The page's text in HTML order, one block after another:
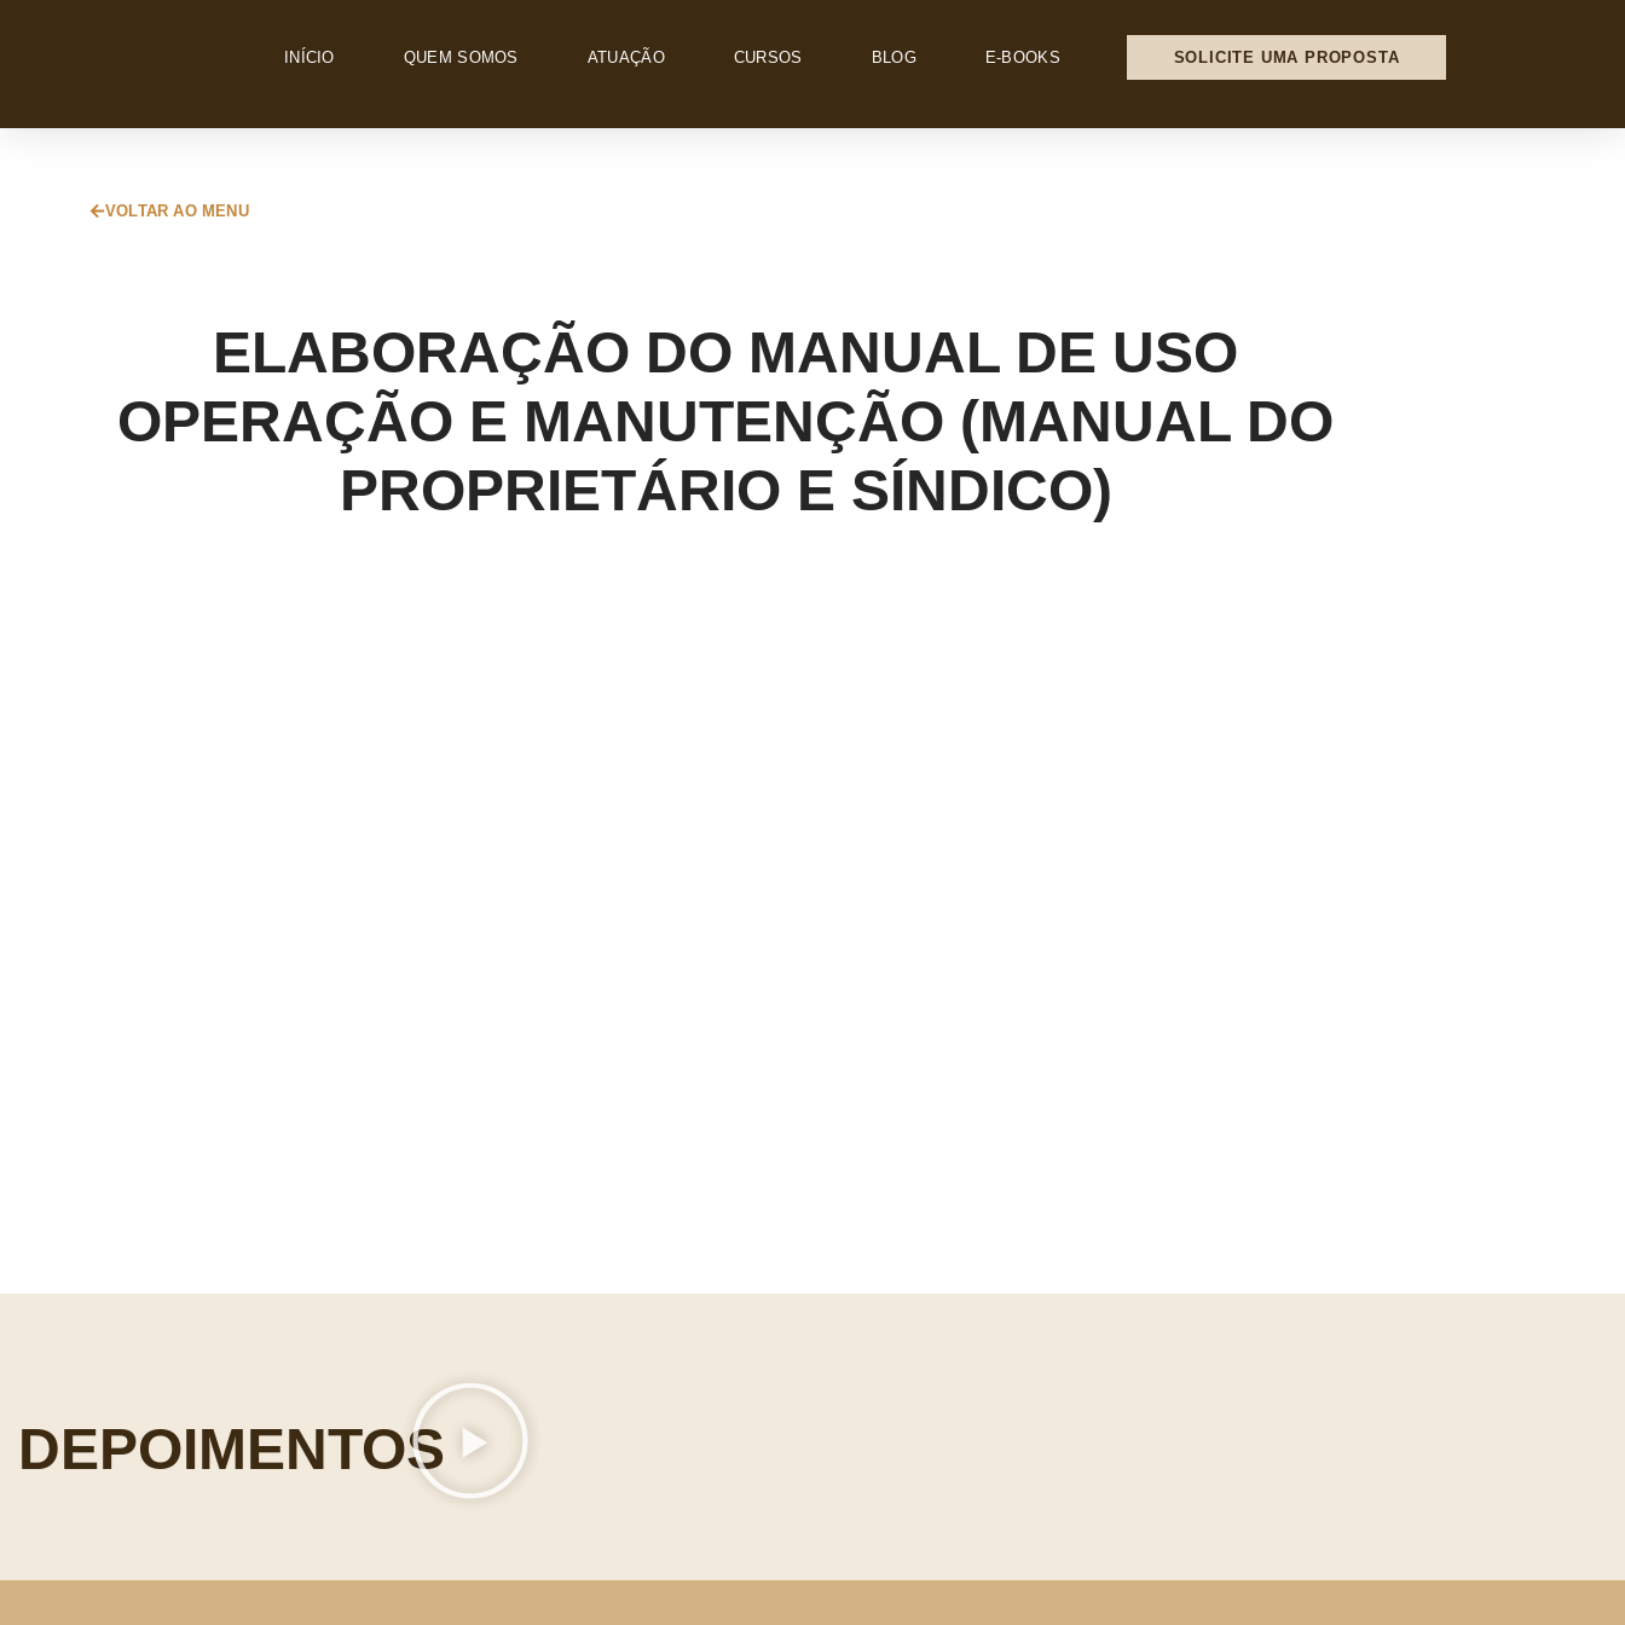
INÍCIO QUEM SOMOS ATUAÇÃO CURSOS BLOG E-BOOKS SOLICITE UMA PROPOSTA
VOLTAR AO MENU
ELABORAÇÃO DO MANUAL DE USO
OPERAÇÃO E MANUTENÇÃO (MANUAL DO
PROPRIETÁRIO E SÍNDICO)
DEPOIMENTOS